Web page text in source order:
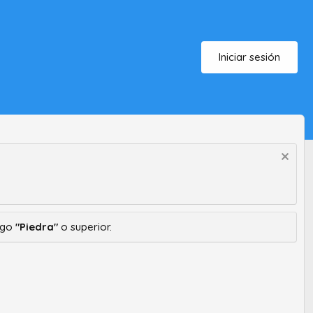
Iniciar sesión
"Piedra" o superior.